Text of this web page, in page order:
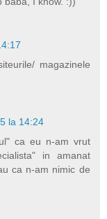
magazinele
la 14:24
ca eu n-am vrut
in amanat
ca n-am nimic de